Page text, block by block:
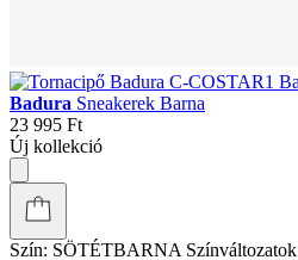
Badura Sneakerek Barna
23 995 Ft
Új kollekció
Szín: SÖTÉTBARNA Színváltozatok